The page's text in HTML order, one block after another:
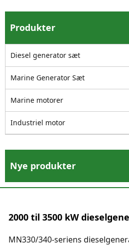
Produkter
Diesel generator sæt
Marine Generator Sæt
Marine motorer
Industriel motor
Nye produkter
2000 til 3500 kW
MN330/340-seriens